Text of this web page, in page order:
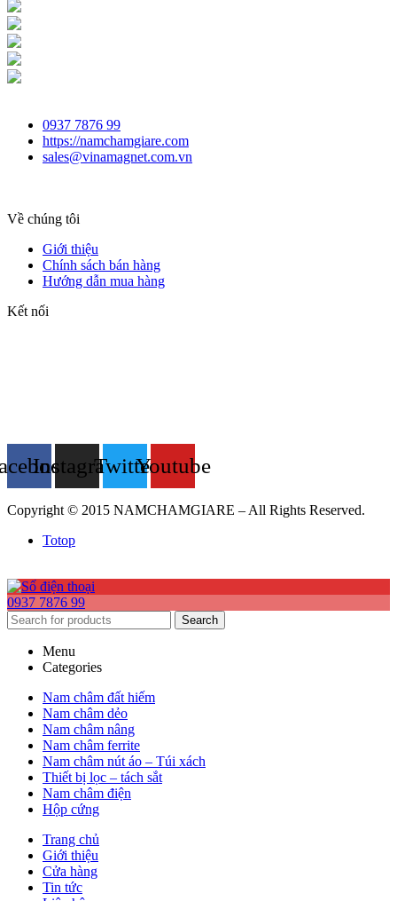
0937 7876 99
https://namchamgiare.com
sales@vinamagnet.com.vn
Về chúng tôi
Giới thiệu
Chính sách bán hàng
Hướng dẫn mua hàng
Kết nối
InstagramTwitterYoutube
Copyright © 2015 NAMCHAMGIARE – All Rights Reserved.
Totop
0937 7876 99
Search
Menu
Categories
Nam châm đất hiếm
Nam châm dẻo
Nam châm nâng
Nam châm ferrite
Nam châm nút áo – Túi xách
Thiết bị lọc – tách sắt
Nam châm điện
Hộp cứng
Trang chủ
Giới thiệu
Cửa hàng
Tin tức